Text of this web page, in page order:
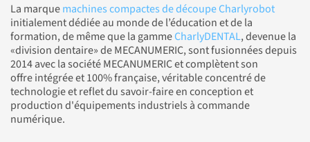
La marquemachines compactes de découpe Charlyrobot
initialement dédiée au monde de l’éducation et de la
formation, de même que la gammeCharlyDENTAL, devenue la
«division dentaire» de MECANUMERIC, sont fusionnées depuis
2014 avec la société MECANUMERIC et complètent son
offre intégrée et 100% française, véritable concentré de
technologie et reflet du savoir-faire en conception et
production d'équipements industriels à commande
numérique.